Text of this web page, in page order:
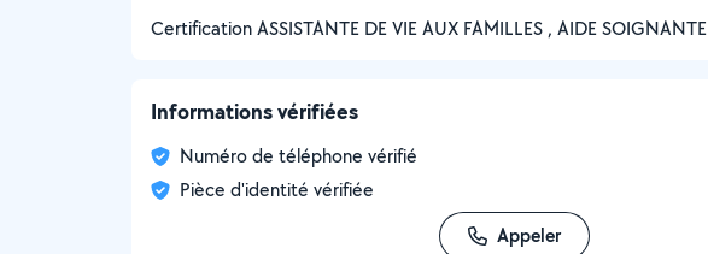
Certification ASSISTANTE DE VIE AUX FAMILLES , AIDE SOIGNANTE
Informations vérifiées
Numéro de téléphone vérifié
Pièce d'identité vérifiée
Appeler